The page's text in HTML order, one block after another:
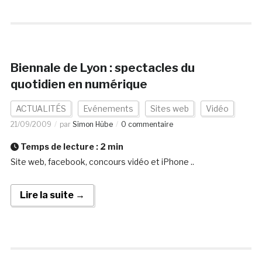
Biennale de Lyon : spectacles du
quotidien en numérique
ACTUALITÉS Evénements Sites web Vidéo
21/09/2009 par Simon Hübe 0 commentaire
Temps de lecture : 2 min
Site web, facebook, concours vidéo et iPhone ..
Lire la suite →